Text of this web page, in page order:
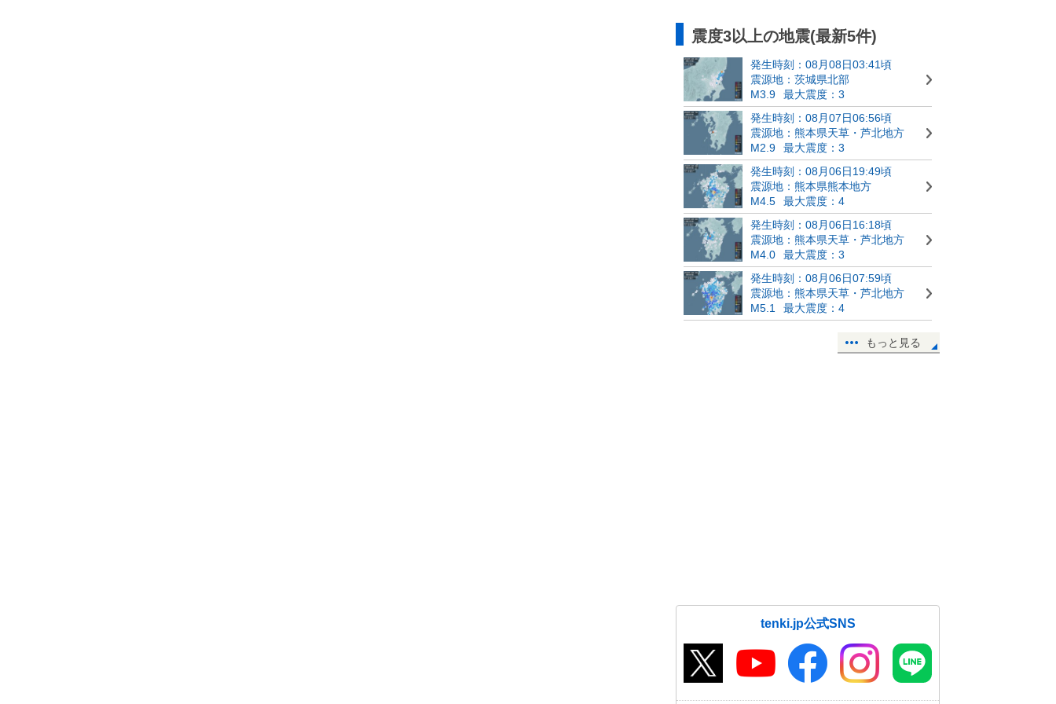
震度3以上の地震(最新5件)
発生時刻：08月08日03:41頃
震源地：茨城県北部
M3.9
最大震度：3
発生時刻：08月07日06:56頃
震源地：熊本県天草・芦北地方
M2.9
最大震度：3
発生時刻：08月06日19:49頃
震源地：熊本県熊本地方
M4.5
最大震度：4
発生時刻：08月06日16:18頃
震源地：熊本県天草・芦北地方
M4.0
最大震度：3
発生時刻：08月06日07:59頃
震源地：熊本県天草・芦北地方
M5.1
最大震度：4
もっと見る
tenki.jp公式SNS